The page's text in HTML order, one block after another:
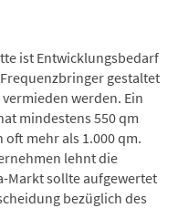
ist Entwicklungsbedarf
gestaltet
werden. Ein
mindestens 550 qm
mehr als 1.000 qm.
lehnt die
Markt sollte aufgewertet
bezüglich des